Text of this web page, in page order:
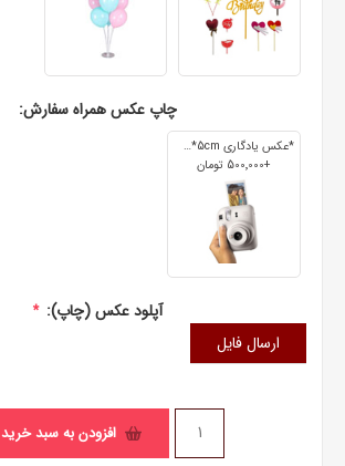
چاپ عکس همراه سفارش:
*عکس یادگاری 7cm*5cm
+500٬000 تومان
آپلود عکس (چاپ): *
ارسال فایل
افزودن به سبد خرید